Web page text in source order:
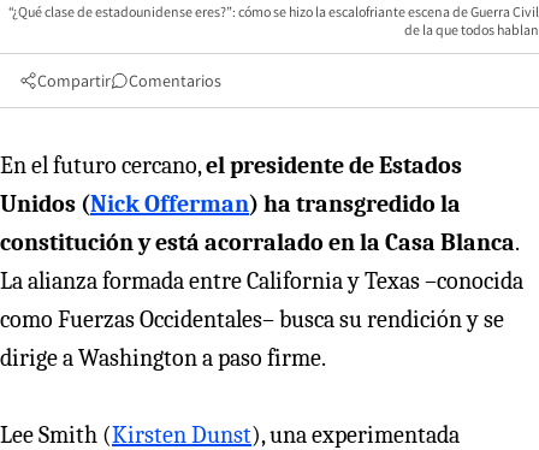
“¿Qué clase de estadounidense eres?”: cómo se hizo la escalofriante escena de Guerra Civil
de la que todos hablan
Compartir Comentarios
En el futuro cercano,el presidente de Estados
Unidos (Nick Offerman) ha transgredido la
constitución y está acorralado en la Casa Blanca.
La alianza formada entre California y Texas –conocida
como Fuerzas Occidentales– busca su rendición y se
dirige a Washington a paso firme.
Lee Smith (Kirsten Dunst), una experimentada